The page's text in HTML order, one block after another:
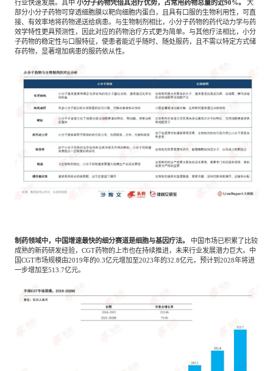
行业快速发展。其中 小分子药物凭借其治疗优势，占常用药物总量的近90%。
大
部分小分子药物可穿透细胞膜以靶向细胞内蛋白，且具有口服的生物利用性，可直
接、有效率地将药物递送给病患。与生物制剂相比，小分子药物的药代动力学与药
效学特性更具预测性，因此对应的药物治疗方式更为简单。与其他疗法相比，小分
子药物的稳定性与口服特征，使患者能近乎随时、随处服药，且不需以特定方式储
存药物，显著增加病患的服药依从性。
制药领域中，中国增速最快的细分赛道是细胞与基因疗法。
中国市场已积累了比较
成熟的新药研发经验， CGT药物的上市也在持续推进，未来行业发展潜力巨大。中
国CGT市场规模由2019年的0.3亿元增加至2023年的32.8亿元，预计到2028年将进
一步增加至513.7亿元。